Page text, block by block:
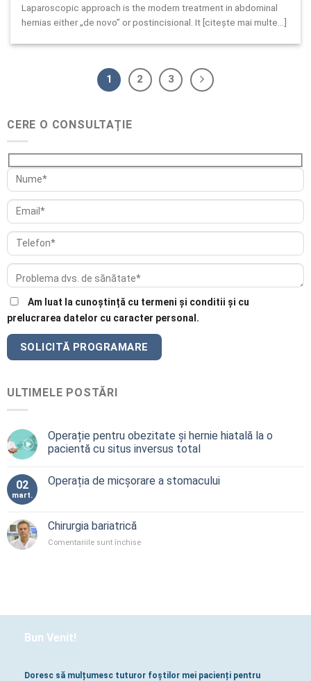
Laparoscopic approach is the modern treatment in abdominal
hernias either „de novo” or postincisional. It [citește mai multe...]
1 2 3
CERE O CONSULTAȚIE
Am luat la cunoștință cu termeni și conditii și cu
prelucrarea datelor cu caracter personal.
ULTIMELE POSTĂRI
Operație pentru obezitate și hernie hiatală la o
pacientă cu situs inversus total
02
mart.
Operația de micșorare a stomacului
Chirurgia bariatrică
Comentariile sunt închisepentru
Bun Venit!
Doresc să mulțumesc tuturor foștilor mei pacienți pentru